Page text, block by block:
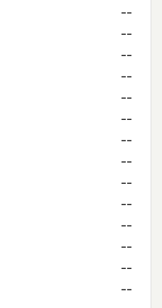
--
--
--
--
--
--
--
--
--
--
--
--
--
--